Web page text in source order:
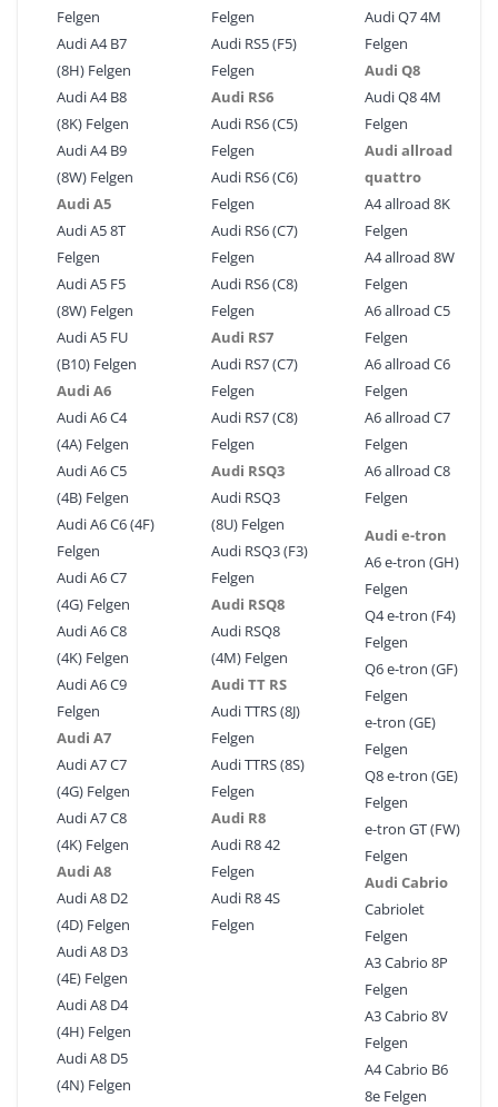
Felgen
Audi A4 B7
(8H) Felgen
Audi A4 B8
(8K) Felgen
Audi A4 B9
(8W) Felgen
Audi A5
Audi A5 8T
Felgen
Audi A5 F5
(8W) Felgen
Audi A5 FU
(B10) Felgen
Audi A6
Audi A6 C4
(4A) Felgen
Audi A6 C5
(4B) Felgen
Audi A6 C6 (4F)
Felgen
Audi A6 C7
(4G) Felgen
Audi A6 C8
(4K) Felgen
Audi A6 C9
Felgen
Audi A7
Audi A7 C7
(4G) Felgen
Audi A7 C8
(4K) Felgen
Audi A8
Audi A8 D2
(4D) Felgen
Audi A8 D3
(4E) Felgen
Audi A8 D4
(4H) Felgen
Audi A8 D5
(4N) Felgen
Felgen
Audi RS5 (F5)
Felgen
Audi RS6
Audi RS6 (C5)
Felgen
Audi RS6 (C6)
Felgen
Audi RS6 (C7)
Felgen
Audi RS6 (C8)
Felgen
Audi RS7
Audi RS7 (C7)
Felgen
Audi RS7 (C8)
Felgen
Audi RSQ3
Audi RSQ3
(8U) Felgen
Audi RSQ3 (F3)
Felgen
Audi RSQ8
Audi RSQ8
(4M) Felgen
Audi TT RS
Audi TTRS (8J)
Felgen
Audi TTRS (8S)
Felgen
Audi R8
Audi R8 42
Felgen
Audi R8 4S
Felgen
Audi Q7 4M
Felgen
Audi Q8
Audi Q8 4M
Felgen
Audi allroad
quattro
A4 allroad 8K
Felgen
A4 allroad 8W
Felgen
A6 allroad C5
Felgen
A6 allroad C6
Felgen
A6 allroad C7
Felgen
A6 allroad C8
Felgen
Audi e-tron
A6 e-tron (GH)
Felgen
Q4 e-tron (F4)
Felgen
Q6 e-tron (GF)
Felgen
e-tron (GE)
Felgen
Q8 e-tron (GE)
Felgen
e-tron GT (FW)
Felgen
Audi Cabrio
Cabriolet
Felgen
A3 Cabrio 8P
Felgen
A3 Cabrio 8V
Felgen
A4 Cabrio B6
8e Felgen